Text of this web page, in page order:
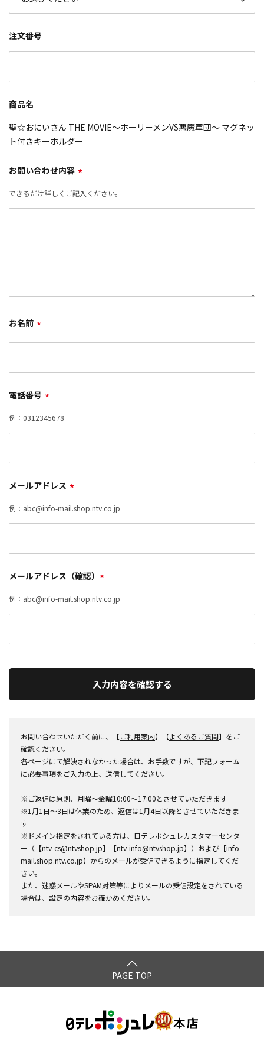
注文番号
商品名
聖☆おにいさん THE MOVIE～ホーリーメンVS悪魔軍団～ マグネッ
ト付きキーホルダー
お問い合わせ内容 *
できるだけ詳しくご記入ください。
お名前 *
電話番号 *
例：0312345678
メールアドレス *
例：abc@info-mail.shop.ntv.co.jp
メールアドレス（確認） *
例：abc@info-mail.shop.ntv.co.jp
入力内容を確認する
お問い合わせいただく前に、【ご利用案内】【よくあるご質問】をご
確認ください。
各ページにて解決されなかった場合は、お手数ですが、下記フォーム
に必要事項をご入力の上、送信してください。
※ご返信は原則、月曜～金曜10:00～17:00とさせていただきます
※1月1日～3日は休業のため、返信は1月4日以降とさせていただきま
す
※ドメイン指定をされている方は、日テレポシュレカスタマーセンタ
ー（【ntv-cs@ntvshop.jp】【ntv-info@ntvshop.jp】）および【info-
mail.shop.ntv.co.jp】からのメールが受信できるように指定してくだ
さい。
また、迷惑メールやSPAM対策等によりメールの受信設定をされている
場合は、設定の内容をお確かめください。
PAGE TOP